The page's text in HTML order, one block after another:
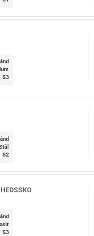
S3
S2
S3